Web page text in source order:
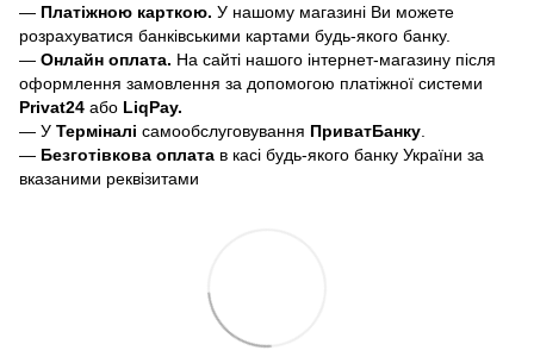
— Платіжною карткою. У нашому магазині Ви можете
розрахуватися банківськими картами будь-якого банку.
— Онлайн оплата. На сайті нашого інтернет-магазину після
оформлення замовлення за допомогою платіжної системи
Privat24 або LiqPay.
— У Терміналі самообслуговування ПриватБанку
— Безготівкова оплата в касі будь-якого банку України за
вказаними реквізитами